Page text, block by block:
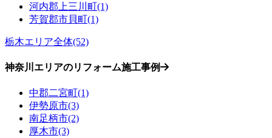
河内郡上三川町(1)
芳賀郡市貝町(1)
栃木エリア全体(52)
神奈川エリアのリフォーム施工事例
中郡二宮町(1)
伊勢原市(3)
南足柄市(2)
厚木市(3)